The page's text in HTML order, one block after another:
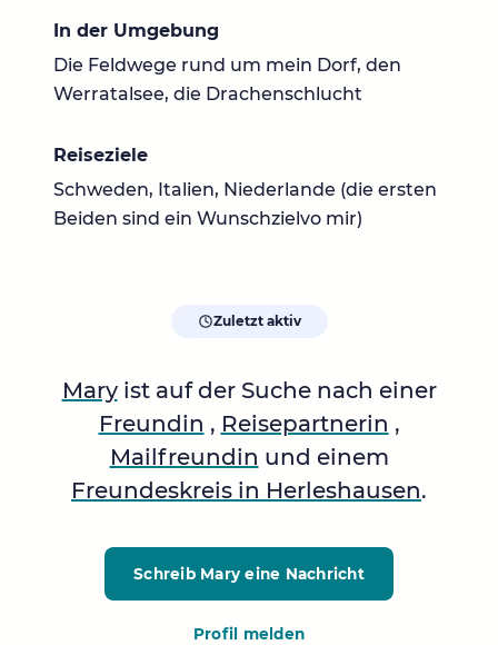
In der Umgebung
Die Feldwege rund um mein Dorf, den
Werratalsee, die Drachenschlucht
Reiseziele
Schweden, Italien, Niederlande (die ersten
Beiden sind ein Wunschzielvo mir)
Zuletzt aktiv
Maryist auf der Suche nach einer
Freundin , Reisepartnerin ,
Mailfreundin und einem
Freundeskreis in Herleshausen.
Schreib Mary eine Nachricht
Profil melden